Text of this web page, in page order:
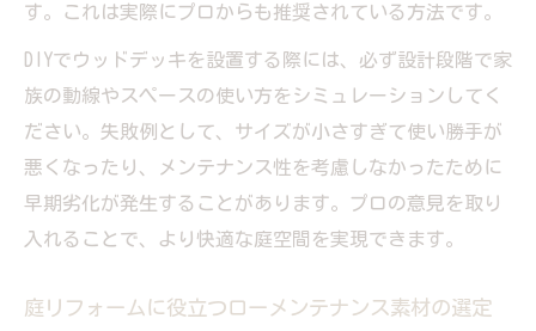
す。これは実際にプロからも推奨されている方法です。
DIYでウッドデッキを設置する際には、必ず設計段階で家
族の動線やスペースの使い方をシミュレーションしてく
ださい。失敗例として、サイズが小さすぎて使い勝手が
悪くなったり、メンテナンス性を考慮しなかったために
早期劣化が発生することがあります。プロの意見を取り
入れることで、より快適な庭空間を実現できます。
庭リフォームに役立つローメンテナンス素材の選定